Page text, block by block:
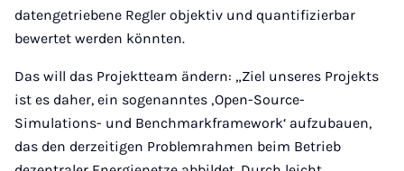
datengetriebene Regler objektiv und quantifizierbar
bewertet werden könnten.
Das will das Projektteam ändern: „Ziel unseres Projekts
ist es daher, ein sogenanntes ‚Open-Source-
Simulations- und Benchmarkframework‘ aufzubauen,
das den derzeitigen Problemrahmen beim Betrieb